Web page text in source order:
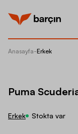
Anasayfa-Erkek
Puma
Erkek Stokta var